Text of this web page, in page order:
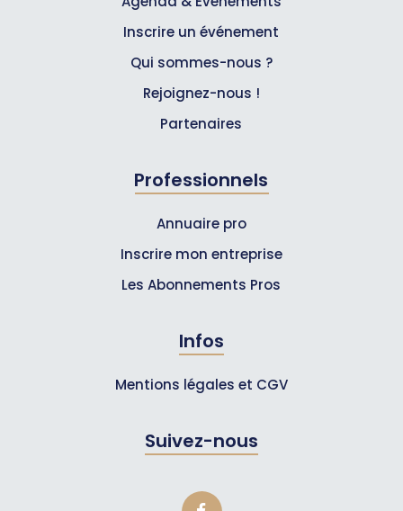
Inscrire un événement
Qui sommes-nous ?
Rejoignez-nous !
Partenaires
Professionnels
Annuaire pro
Inscrire mon entreprise
Les Abonnements Pros
Infos
Mentions légales et CGV
Suivez-nous